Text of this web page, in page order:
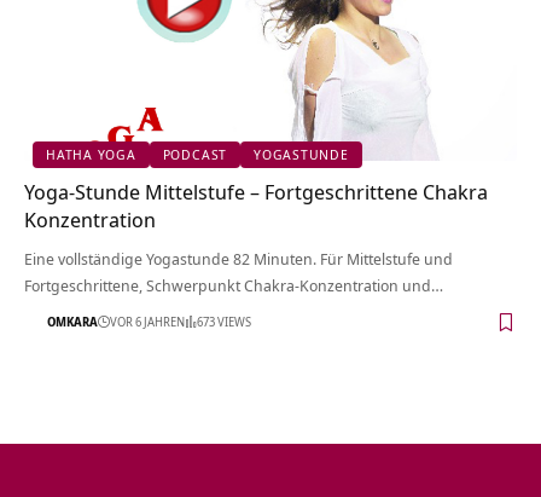
HATHA YOGA PODCAST YOGASTUNDE
Yoga-Stunde Mittelstufe – Fortgeschrittene Chakra
Konzentration
Eine vollständige Yogastunde 82 Minuten. Für Mittelstufe und
Fortgeschrittene, Schwerpunkt Chakra-Konzentration und…
OMKARA VOR 6 JAHREN 673 VIEWS